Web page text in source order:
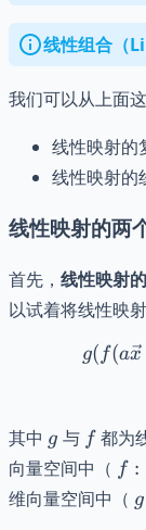
线性组合（
我们可以从上面
线性映射的
线性映射的
线性映射的两
首先， 线性映射
以试着将线性映
g( f(ax
其中 g
g 与 ff都为
向量空间中（ f :
维向量空间中（ g:
g